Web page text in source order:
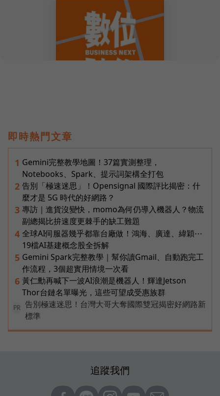
即時熱門文章
1 Gemini完整教學地圖！37篇實測整理，
Notebooks、Spark、提示詞架構全打包
2 告別「極速迷思」！Opensignal 國際評比揭密：什
麼才是 5G 時代的好網路？
3 專訪｜進貨沒變快，momo為何仍導入機器人？物流
副總揭比拚速度更棘手的缺工難題
4 全球AI伺服器幾乎都靠台廠做！鴻海、廣達、緯穎⋯
19檔AI基建概念股全拆解
5 Gemini Spark完整教學｜幫你讀Gmail、自動跑完工
作流程，3個超實用情境一次看
6 黃仁勳再喊下一波AI浪潮是機器人！輝達Jetson
Thor台鏈名單曝光，這些可望成受惠族群
PR
告別極速迷思！台灣大哥大奪國際雙冠揭密好網路新
標準
追蹤我們